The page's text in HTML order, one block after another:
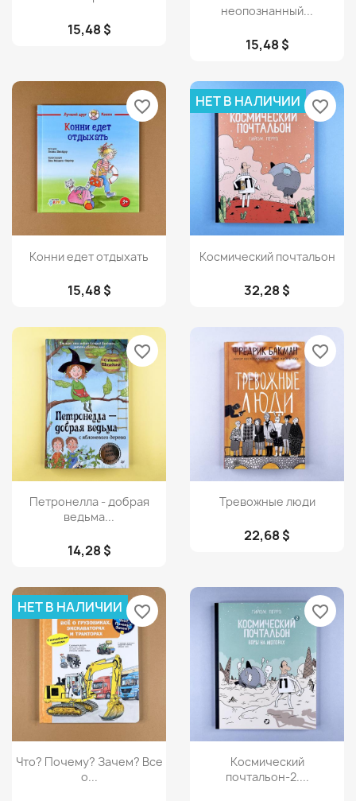
15,48 $
неопознанный...
15,48 $
Просмотр
Конни едет отдыхать
15,48 $
favorite_border
Просмотр
Космический почтальон
32,28 $
НЕТ В НАЛИЧИИ favorite_border
Просмотр
Петронелла - добрая
ведьма...
14,28 $
favorite_border
Просмотр
Тревожные люди
22,68 $
favorite_border
Просмотр
Что? Почему? Зачем? Все
о...
НЕТ В НАЛИЧИИ favorite_border
Просмотр
Космический
почтальон-2....
favorite_border